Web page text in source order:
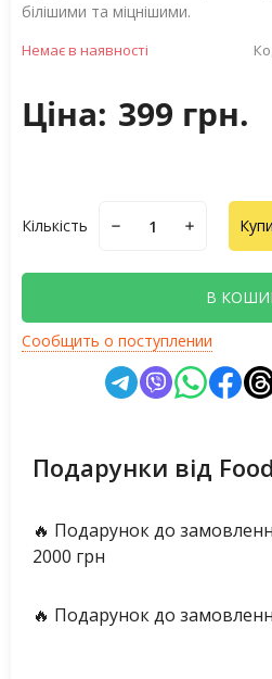
білішими та міцнішими.
Немає в наявності
Ціна: 399 грн.
Кількість
В
Сообщить о поступлении
Подарунки від
🔥 Подарунок до
2000 грн
🔥 Подарунок до